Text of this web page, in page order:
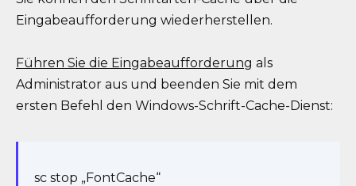
Eingabeaufforderung wiederherstellen.
Führen Sie die Eingabeaufforderung als
Administrator aus und beenden Sie mit dem
ersten Befehl den Windows-Schrift-Cache-Dienst:
sc stop „FontCache“